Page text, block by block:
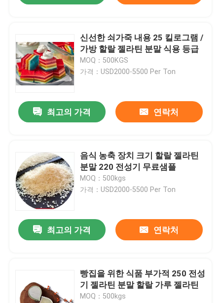
신선한 쇠가죽 내용 25 킬로그램 /
가방 할랄 젤라틴 분말 식용 등급
MOQ：500KGS
가격：USD2000-5500 Per Ton
최고의 가격 연락처
음식 농축 장치 크기 할랄 젤라틴
분말 220 전성기 무료샘플
MOQ：500kgs
가격：USD2000-5500 Per Ton
최고의 가격 연락처
빵집을 위한 식품 부가적 250 전성
기 젤라틴 분말 할랄 가루 젤라틴
MOQ：500kgs